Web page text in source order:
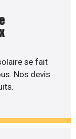
se fait
Nos devis